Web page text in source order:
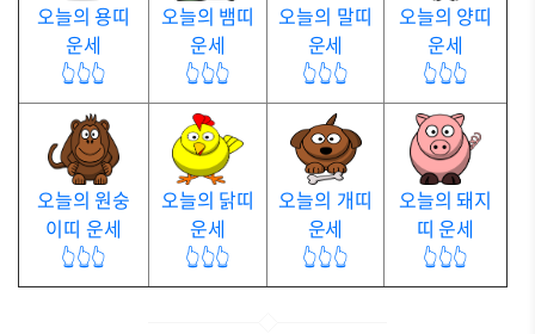
오늘의 용띠
운세
👆👆👆
오늘의 뱀띠
운세
👆👆👆
오늘의 말띠
운세
👆👆👆
오늘의 양띠
운세
👆👆👆
오늘의 원숭
이띠 운세
👆👆👆
오늘의 닭띠
운세
👆👆👆
오늘의 개띠
운세
👆👆👆
오늘의 돼지
띠 운세
👆👆👆